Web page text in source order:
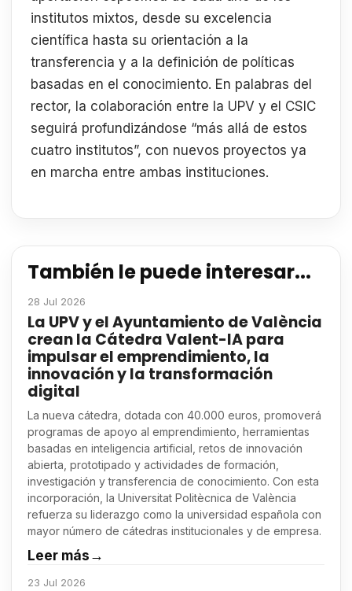
institutos mixtos, desde su excelencia
científica hasta su orientación a la
transferencia y a la definición de políticas
basadas en el conocimiento. En palabras del
rector, la colaboración entre la UPV y el CSIC
seguirá profundizándose “más allá de estos
cuatro institutos”, con nuevos proyectos ya
en marcha entre ambas instituciones.
También le puede interesar...
28 Jul 2026
La UPV y el Ayuntamiento de València
crean la Cátedra Valent-IA para
impulsar el emprendimiento, la
innovación y la transformación
digital
La nueva cátedra, dotada con 40.000 euros, promoverá
programas de apoyo al emprendimiento, herramientas
basadas en inteligencia artificial, retos de innovación
abierta, prototipado y actividades de formación,
investigación y transferencia de conocimiento. Con esta
incorporación, la Universitat Politècnica de València
refuerza su liderazgo como la universidad española con
mayor número de cátedras institucionales y de empresa.
Leer más→
23 Jul 2026